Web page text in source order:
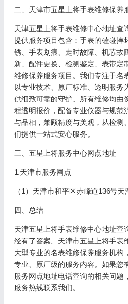
二、天津市五星上将手表维修保养
天津五星上将手表维修中心地址查
提供服务项目包含：手表的磕碰摔
锈、手表划痕、走时故障、机芯故
新、配件更换、检测鉴定、表带定
维修保养服务项目。我们专注于名
以专业技术、原厂标准、透明服务
供细致可靠的守护。所有维修均由
程透明报价，配备专业仪器与规范
与品相，兼顾精度与美观，从检测
们提供一站式安心服务。
三、五星上将服务中心网点地址
1.天津市服务网点
（1）天津市和平区赤峰道136号
四、总结
天津五星上将手表维修中心地址查
经有了答案。天津市五星上将手表
大型专业的名表维修保养服务机构
专业、原厂级的服务内容。如果您
服务网点地址电话查询的相关问题
服务热线联系我们。